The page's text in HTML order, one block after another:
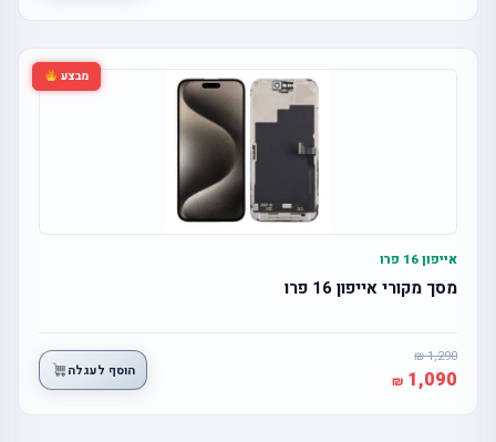
מבצע
אייפון 16 פרו
מסך מקורי אייפון 16 פרו
1,290
1,090 הוסף לעגלה